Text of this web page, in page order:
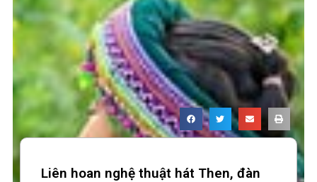
Liên hoan nghệ thuật hát Then, đàn